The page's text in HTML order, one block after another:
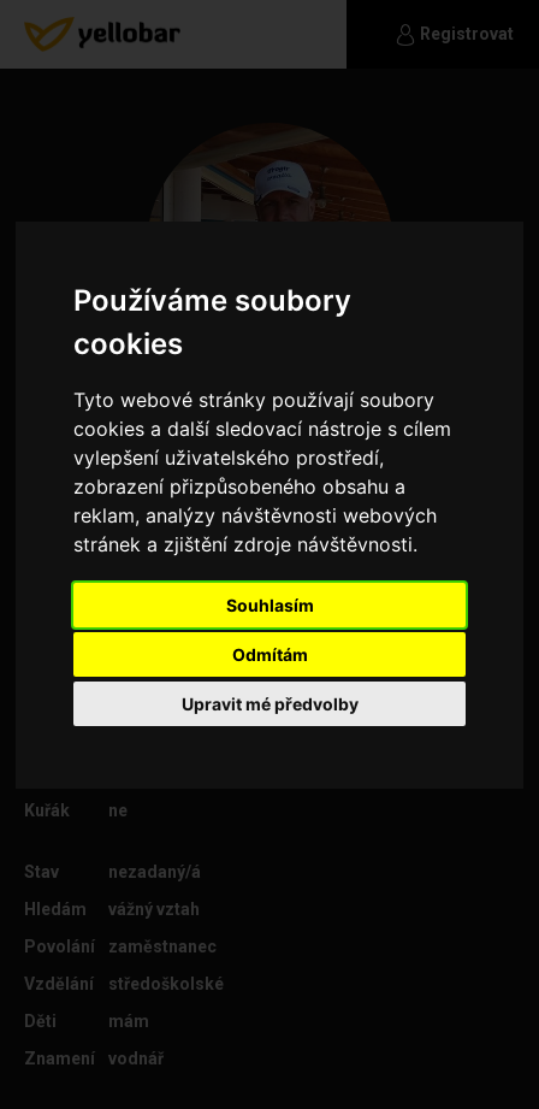
Používáme soubory
cookies
Tyto webové stránky používají soubory
cookies a další sledovací nástroje s cílem
vylepšení uživatelského prostředí,
zobrazení přizpůsobeného obsahu a
reklam, analýzy návštěvnosti webových
stránek a zjištění zdroje návštěvnosti.
Souhlasím
Odmítám
Upravit mé předvolby
Registrovat
brano
hledam vztah
53
Kuřák
ne
Stav
nezadaný/á
Hledám
vážný vztah
Povolání
zaměstnanec
Vzdělání
středoškolské
Děti
mám
Znamení
vodnář